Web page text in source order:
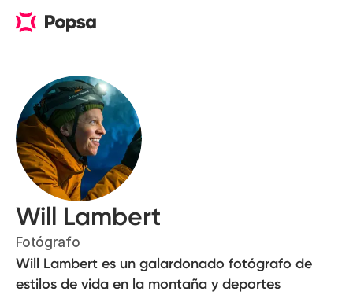
Will Lambert
Fotógrafo
Will Lambert es un galardonado fotógrafo de
estilos de vida en la montaña y deportes